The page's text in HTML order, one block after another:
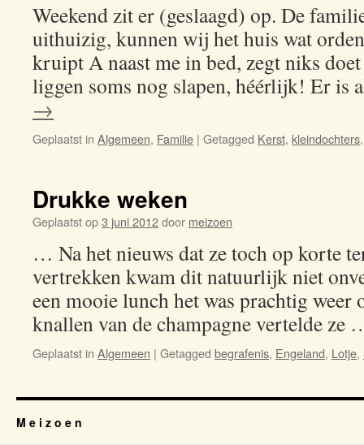
Weekend zit er (geslaagd) op. De
uithuizig, kunnen wij het huis wat
kruipt A naast me in bed, zegt niks
liggen soms nog slapen, héérlijk! Er
→
Geplaatst in Algemeen, Familie | Getagged Kerst, kleindochters
Drukke weken
Geplaatst op3 juni 2012door meizoen
… Na het nieuws dat ze toch op korte
vertrekken kwam dit natuurlijk niet
een mooie lunch het was prachtig weer
knallen van de champagne vertelde
Geplaatst in Algemeen | Getagged begrafenis, Engeland, Lotje,
M e i z o e n